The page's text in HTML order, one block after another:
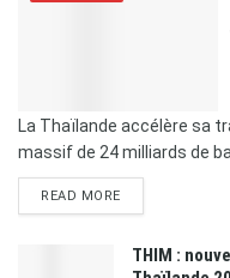
La Thaïlande accélère sa
massif de 24 milliards de
READ MORE
THIM :